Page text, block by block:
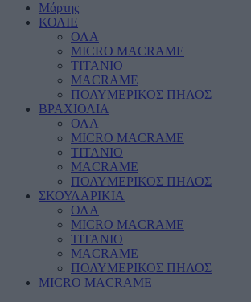
Μάρτης
ΚΟΛΙΕ
ΟΛΑ
MICRO MACRAME
ΤΙΤΑΝΙΟ
MACRAME
ΠΟΛΥΜΕΡΙΚΟΣ ΠΗΛΟΣ
ΒΡΑΧΙΟΛΙΑ
ΟΛΑ
MICRO MACRAME
ΤΙΤΑΝΙΟ
MACRAME
ΠΟΛΥΜΕΡΙΚΟΣ ΠΗΛΟΣ
ΣΚΟΥΛΑΡΙΚΙΑ
ΟΛΑ
MICRO MACRAME
ΤΙΤΑΝΙΟ
MACRAME
ΠΟΛΥΜΕΡΙΚΟΣ ΠΗΛΟΣ
MICRO MACRAME